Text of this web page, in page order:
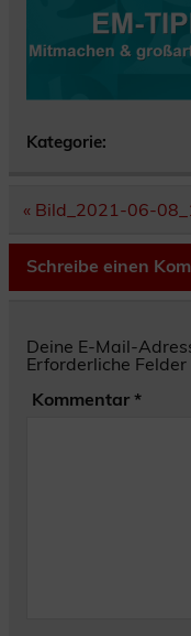
Kategorie:
Beitragsnavigation
« Bild_2021-06-
Schreibe einen
Deine E-Mail-
Erforderliche
Kommentar *